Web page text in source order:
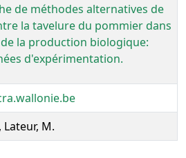
de méthodes alternatives de
la tavelure du pommier dans
la production biologique:
d'expérimentation.
Lateur, M.